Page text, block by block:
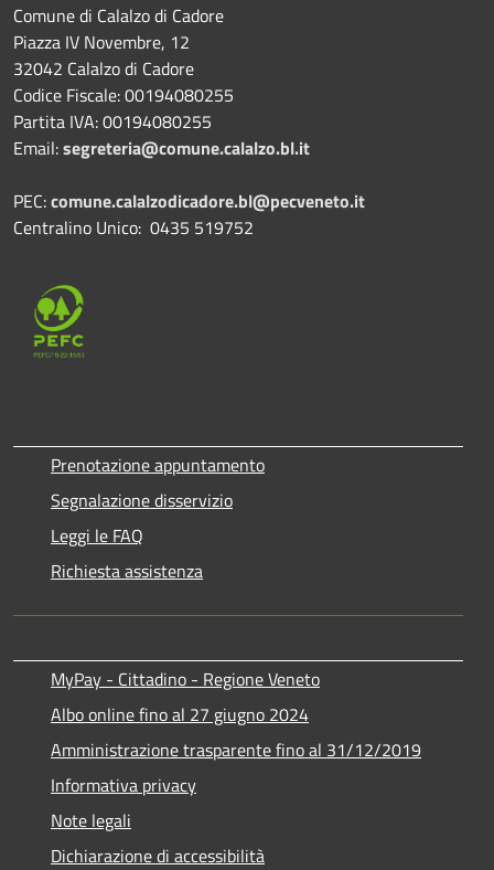
Comune di Calalzo di Cadore
Piazza IV Novembre, 12
32042 Calalzo di Cadore
Codice Fiscale: 00194080255
Partita IVA: 00194080255
Email:segreteria@comune.calalzo.bl.it
PEC:comune.calalzodicadore.bl@pecveneto.it
Centralino Unico: 0435 519752
Prenotazione appuntamento
Segnalazione disservizio
Leggi le FAQ
Richiesta assistenza
MyPay - Cittadino - Regione Veneto
Albo online fino al 27 giugno 2024
Amministrazione trasparente fino al 31/12/2019
Informativa privacy
Note legali
Dichiarazione di accessibilità